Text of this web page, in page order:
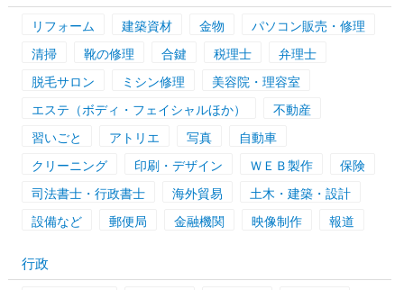
リフォーム 建築資材 金物
パソコン販売・修理
清掃
靴の修理 合鍵 税理士
弁理士
脱毛サロン
ミシン修理
美容院・理容室
エステ（ボディ・フェイシャルほか）
不動産
習いごと
アトリエ 写真
自動車
クリーニング
印刷・デザイン ＷＥＢ製作
保険
司法書士・行政書士
海外貿易
土木・建築・設計
設備など
郵便局 金融機関 映像制作 報道
行政